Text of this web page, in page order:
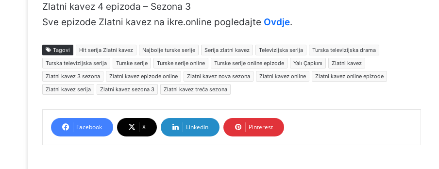
Zlatni kavez 4 epizoda – Sezona 3
Sve epizode Zlatni kavez na ikre.online pogledajte Ovdje.
Tagovi Hit serija Zlatni kavez Najbolje turske serije Serija zlatni kavez Televizijska serija
Turska televizijska drama
Turska televizijska serija
Turske serije Turske serije online Turske serije online epizode Yalı Çapkını
Zlatni kavez
Zlatni kavez 3 sezona
Zlatni kavez epizode online Zlatni kavez nova sezona Zlatni kavez online
Zlatni kavez online epizode
Zlatni kavez serija
Zlatni kavez sezona 3 Zlatni kavez treća sezona
Facebook X LinkedIn Pinterest